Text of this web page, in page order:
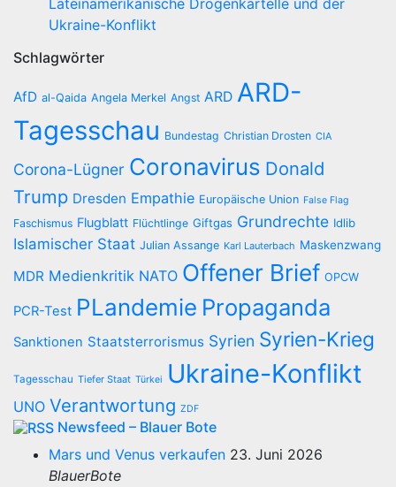
Lateinamerikanische Drogenkartelle und der
Ukraine-Konflikt
Schlagwörter
AfD al-Qaida Angela Merkel Angst ARD ARD-
Tagesschau Bundestag Christian Drosten CIA
Corona-Lügner Coronavirus Donald
Trump Dresden Empathie Europäische Union False Flag
Faschismus Flugblatt Flüchtlinge Giftgas Grundrechte Idlib
Islamischer Staat Julian Assange Karl Lauterbach Maskenzwang
MDR Medienkritik NATO Offener Brief OPCW
PCR-Test PLandemie Propaganda
Sanktionen Staatsterrorismus Syrien Syrien-Krieg
Tagesschau Tiefer Staat Türkei Ukraine-Konflikt
UNO Verantwortung ZDF
Newsfeed – Blauer Bote
Mars und Venus verkaufen 23. Juni 2026
BlauerBote